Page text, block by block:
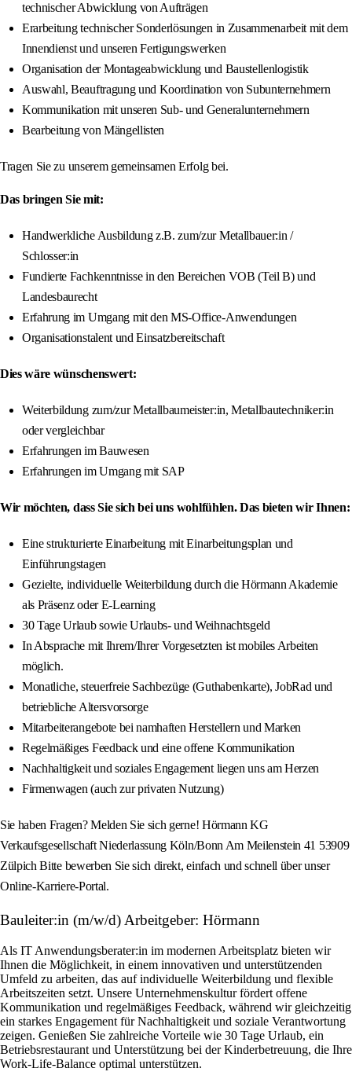
technischer Abwicklung von Aufträgen
Erarbeitung technischer Sonderlösungen in Zusammenarbeit mit dem
Innendienst und unseren Fertigungswerken
Organisation der Montageabwicklung und Baustellenlogistik
Auswahl, Beauftragung und Koordination von Subunternehmern
Kommunikation mit unseren Sub- und Generalunternehmern
Bearbeitung von Mängellisten
Tragen Sie zu unserem gemeinsamen Erfolg bei.
Das bringen Sie mit:
Handwerkliche Ausbildung z.B. zum/zur Metallbauer:in /
Schlosser:in
Fundierte Fachkenntnisse in den Bereichen VOB (Teil B) und
Landesbaurecht
Erfahrung im Umgang mit den MS-Office-Anwendungen
Organisationstalent und Einsatzbereitschaft
Dies wäre wünschenswert:
Weiterbildung zum/zur Metallbaumeister:in, Metallbautechniker:in
oder vergleichbar
Erfahrungen im Bauwesen
Erfahrungen im Umgang mit SAP
Wir möchten, dass Sie sich bei uns wohlfühlen. Das bieten wir Ihnen:
Eine strukturierte Einarbeitung mit Einarbeitungsplan und
Einführungstagen
Gezielte, individuelle Weiterbildung durch die Hörmann Akademie
als Präsenz oder E-Learning
30 Tage Urlaub sowie Urlaubs- und Weihnachtsgeld
In Absprache mit Ihrem/Ihrer Vorgesetzten ist mobiles Arbeiten
möglich.
Monatliche, steuerfreie Sachbezüge (Guthabenkarte), JobRad und
betriebliche Altersvorsorge
Mitarbeiterangebote bei namhaften Herstellern und Marken
Regelmäßiges Feedback und eine offene Kommunikation
Nachhaltigkeit und soziales Engagement liegen uns am Herzen
Firmenwagen (auch zur privaten Nutzung)
Sie haben Fragen? Melden Sie sich gerne! Hörmann KG
Verkaufsgesellschaft Niederlassung Köln/Bonn Am Meilenstein 41 53909
Zülpich Bitte bewerben Sie sich direkt, einfach und schnell über unser
Online-Karriere-Portal.
Bauleiter:in (m/w/d) Arbeitgeber: Hörmann
Als IT Anwendungsberater:in im modernen Arbeitsplatz bieten wir
Ihnen die Möglichkeit, in einem innovativen und unterstützenden
Umfeld zu arbeiten, das auf individuelle Weiterbildung und flexible
Arbeitszeiten setzt. Unsere Unternehmenskultur fördert offene
Kommunikation und regelmäßiges Feedback, während wir gleichzeitig
ein starkes Engagement für Nachhaltigkeit und soziale Verantwortung
zeigen. Genießen Sie zahlreiche Vorteile wie 30 Tage Urlaub, ein
Betriebsrestaurant und Unterstützung bei der Kinderbetreuung, die Ihre
Work-Life-Balance optimal unterstützen.